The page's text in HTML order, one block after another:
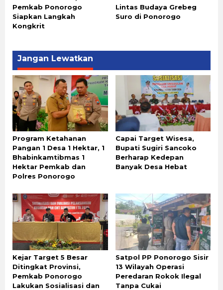
Pemkab Ponorogo
Siapkan Langkah
Kongkrit
Lintas Budaya Grebeg
Suro di Ponorogo
Jangan Lewatkan
Program Ketahanan
Pangan 1 Desa 1 Hektar, 1
Bhabinkamtibmas 1
Hektar Pemkab dan
Polres Ponorogo
Capai Target Wisesa,
Bupati Sugiri Sancoko
Berharap Kedepan
Banyak Desa Hebat
Kejar Target 5 Besar
Ditingkat Provinsi,
Pemkab Ponorogo
Lakukan Sosialisasi dan
Satpol PP Ponorogo Sisir
13 Wilayah Operasi
Peredaran Rokok Ilegal
Tanpa Cukai